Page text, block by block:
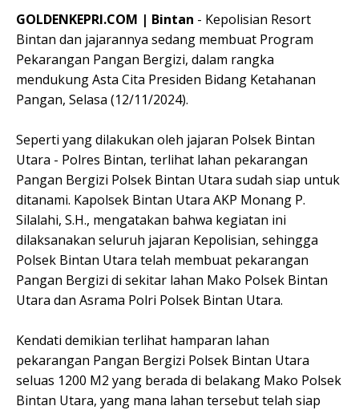
GOLDENKEPRI.COM | Bintan - Kepolisian Resort
Bintan dan jajarannya sedang membuat Program
Pekarangan Pangan Bergizi, dalam rangka
mendukung Asta Cita Presiden Bidang Ketahanan
Pangan, Selasa (12/11/2024).
Seperti yang dilakukan oleh jajaran Polsek Bintan
Utara - Polres Bintan, terlihat lahan pekarangan
Pangan Bergizi Polsek Bintan Utara sudah siap untuk
ditanami. Kapolsek Bintan Utara AKP Monang P.
Silalahi, S.H., mengatakan bahwa kegiatan ini
dilaksanakan seluruh jajaran Kepolisian, sehingga
Polsek Bintan Utara telah membuat pekarangan
Pangan Bergizi di sekitar lahan Mako Polsek Bintan
Utara dan Asrama Polri Polsek Bintan Utara.
Kendati demikian terlihat hamparan lahan
pekarangan Pangan Bergizi Polsek Bintan Utara
seluas 1200 M2 yang berada di belakang Mako Polsek
Bintan Utara, yang mana lahan tersebut telah siap